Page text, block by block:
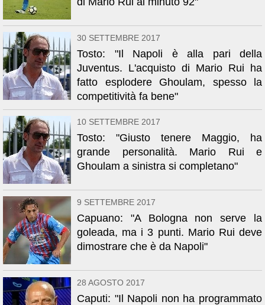
30 SETTEMBRE 2017
Tosto: "Il Napoli è alla pari della
Juventus. L'acquisto di Mario Rui ha
fatto esplodere Ghoulam, spesso la
competitività fa bene"
10 SETTEMBRE 2017
Tosto: "Giusto tenere Maggio, ha
grande personalità. Mario Rui e
Ghoulam a sinistra si completano"
9 SETTEMBRE 2017
Capuano: "A Bologna non serve la
goleada, ma i 3 punti. Mario Rui deve
dimostrare che è da Napoli"
28 AGOSTO 2017
Caputi: "Il Napoli non ha programmato